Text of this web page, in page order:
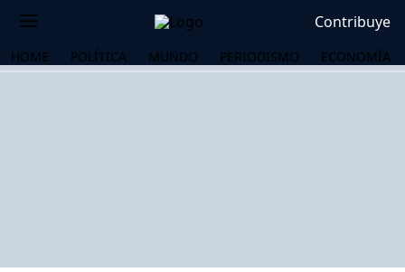
Contribuye
HOME POLÍTICA MUNDO PERIODISMO ECONOMÍA